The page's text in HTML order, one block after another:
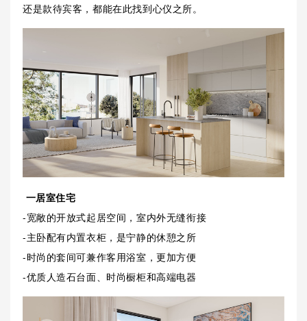
还是款待宾客，都能在此找到心仪之所。
一居室住宅
-宽敞的开放式起居空间，室内外无缝衔接
-主卧配有内置衣柜，是宁静的休憩之所
-时尚的套间可兼作客用浴室，更加方便
-优质人造石台面、时尚橱柜和高端电器